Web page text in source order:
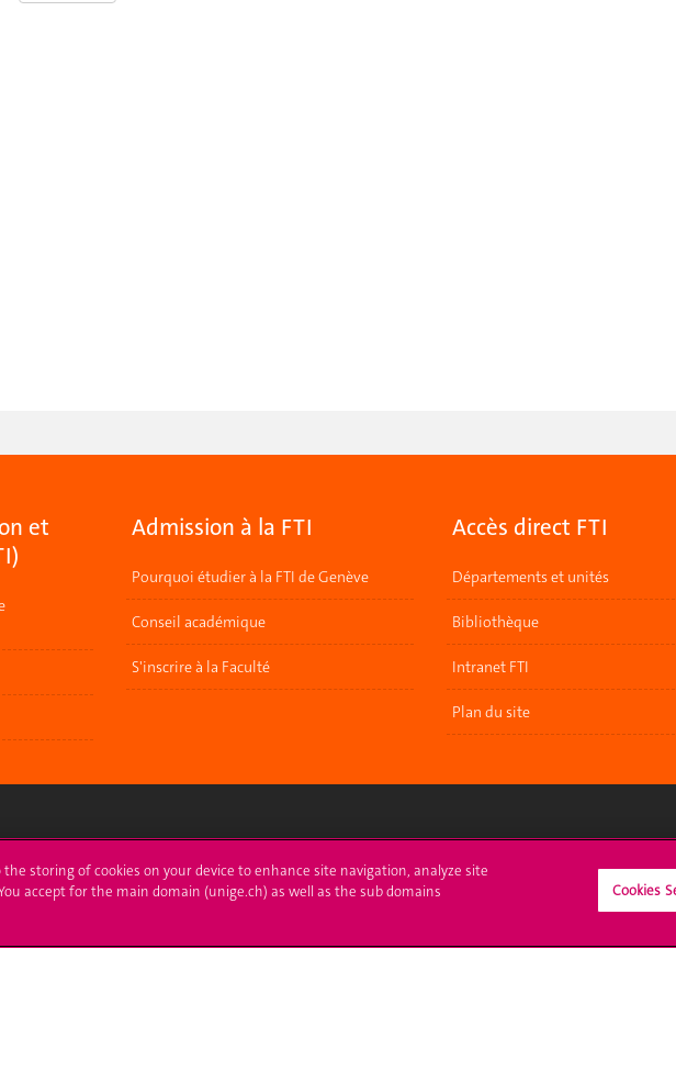
et
Admission à la FTI
Pourquoi étudier à la FTI de Genève
Conseil académique
S'inscrire à la Faculté
Accès direct FTI
Départements et unités
Bibliothèque
Intranet FTI
Plan du site
Immatriculations
Démarches administratives Médias
the storing of cookies on your device to enhance site navigation, analyze site
accept for the main domain (unige.ch) as well as the sub domains
Cookies